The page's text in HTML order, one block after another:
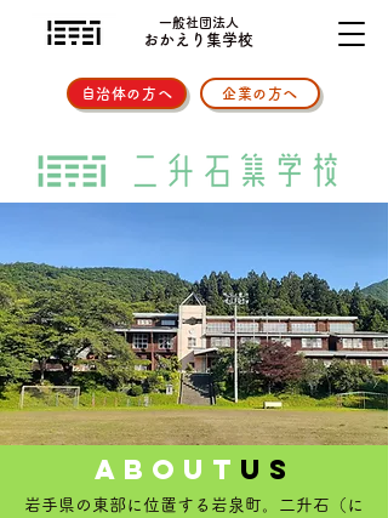
一般社団法人
おかえり集学校
自治体の方へ 企業の方へ
about us
岩手県の東部に位置する岩泉町。二升石（に